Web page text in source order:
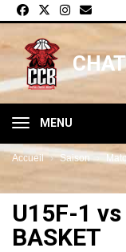
MENU
Accueil Saison
U15F-1
BASKET
Panneau de gestion des